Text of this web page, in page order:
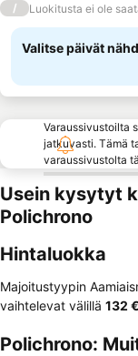
/ Luokitusta ei ole
Valitse päivät
Varaussivustoilta
jatkuvasti. Tämä
varaussivustolta
Usein kysytyt
Polichrono
Hintaluokka
Majoitustyypin
vaihtelevat välillä ‎132 €
Polichrono: